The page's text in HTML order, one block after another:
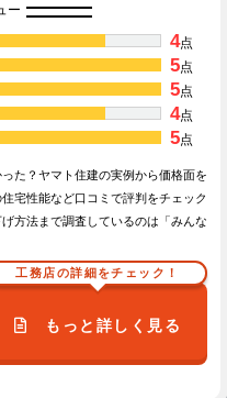
ー
4点
5点
5点
4点
5点
た？ヤマト住建の実例から価格面を
宅性能など口コミで評判をチェック
方法まで調査しているのは「みんな
工務店の詳細をチェック！
もっと詳しく見る